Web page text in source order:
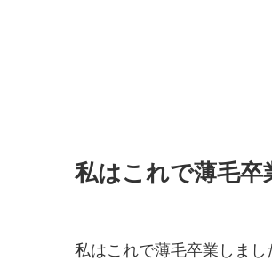
私はこれで薄毛卒
私はこれで薄毛卒業しまし